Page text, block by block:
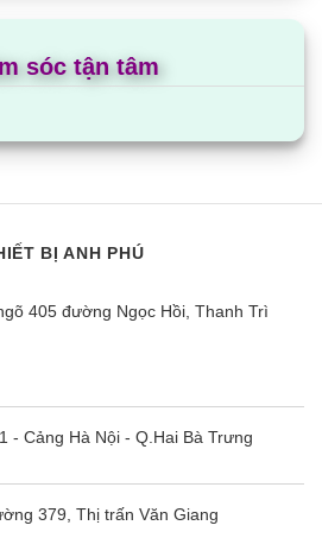
sóc tận tâm
BỊ ANH PHÚ
405 đường Ngọc Hồi, Thanh Trì
- Cảng Hà Nội - Q.Hai Bà Trưng
379, Thị trấn Văn Giang